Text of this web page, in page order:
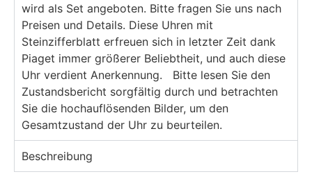
wird als Set angeboten. Bitte fragen Sie uns nach
Preisen und Details. Diese Uhren mit
Steinzifferblatt erfreuen sich in letzter Zeit dank
Piaget immer größerer Beliebtheit, und auch diese
Uhr verdient Anerkennung. Bitte lesen Sie den
Zustandsbericht sorgfältig durch und betrachten
Sie die hochauflösenden Bilder, um den
Gesamtzustand der Uhr zu beurteilen.
Beschreibung